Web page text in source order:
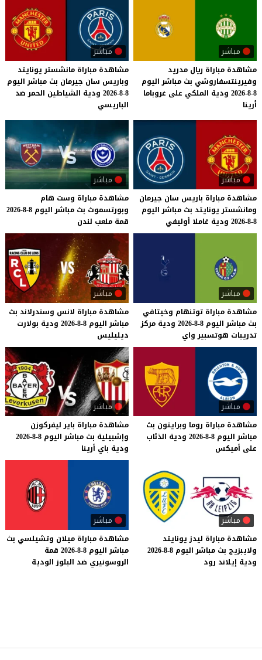
مباشر
مشاهدة مباراة ريال مدريد
وفيرينتسفاروشي بث مباشر اليوم
8-8-2026 ودية الملكي على غروباما
أرينا
مباشر
مشاهدة مباراة مانشستر يونايتد
وباريس سان جيرمان بث مباشر اليوم
8-8-2026 ودية الشياطين الحمر ضد
الباريسي
مباشر
مشاهدة مباراة باريس سان جيرمان
ومانشستر يونايتد بث مباشر اليوم
8-8-2026
ودية غاملا أوليفي
مباشر
مشاهدة مباراة وست هام
وبورتسموث بث مباشر اليوم 8-8-2026
قمة ملعب لندن
مباشر
مشاهدة مباراة توتنهام وخيتافي
بث مباشر اليوم 8-8-2026 ودية مركز
تدريبات هوتسبير واي
مباشر
مشاهدة مباراة لانس وسندرلاند بث
مباشر اليوم 8-8-2026 ودية بولارت
ديليليس
مباشر
مشاهدة مباراة روما وبرايتون بث
مباشر اليوم 8-8-2026 ودية الذئاب
على أميكس
مباشر
مشاهدة مباراة باير ليفركوزن
وإشبيلية بث مباشر اليوم 8-8-2026
ودية باي أرينا
مباشر
مشاهدة مباراة ليدز يونايتد
ولايبزيج بث مباشر اليوم 8-8-2026
ودية إيلاند رود
مباشر
مشاهدة مباراة ميلان وتشيلسي بث
مباشر اليوم 8-8-2026
قمة
الروسونيري ضد البلوز الودية